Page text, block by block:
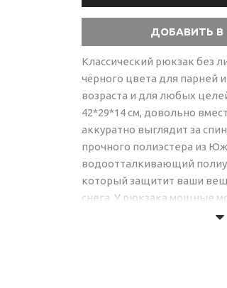
>
Классический рюкзак без
чёрного цвета для парней
возраста и для любых
42*29*14 см, довольно
аккуратно выглядит за
прочного полиэстера из
водоотталкивающий
который защитит ваши
снега. У рюкзака мощные
ходом от фирмы SBS -